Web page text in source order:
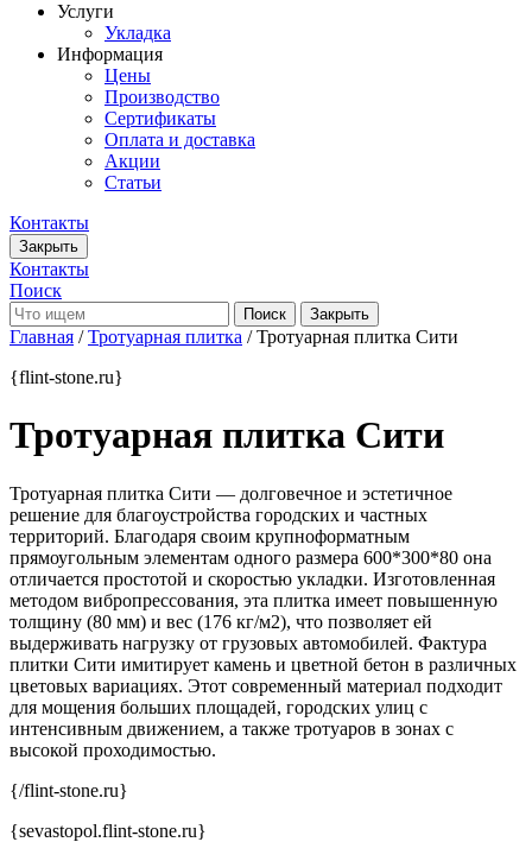
Услуги
Укладка
Информация
Цены
Производство
Сертификаты
Оплата и доставка
Акции
Статьи
Контакты
Закрыть
Контакты
Поиск
Закрыть
Главная /Тротуарная плитка / Тротуарная плитка Сити
{flint-stone.ru}
Тротуарная плитка Сити
Тротуарная плитка Сити — долговечное и эстетичное
решение для благоустройства городских и частных
территорий. Благодаря своим крупноформатным
прямоугольным элементам одного размера 600*300*80 она
отличается простотой и скоростью укладки. Изготовленная
методом вибропрессования, эта плитка имеет повышенную
толщину (80 мм) и вес (176 кг/м2), что позволяет ей
выдерживать нагрузку от грузовых автомобилей. Фактура
плитки Сити имитирует камень и цветной бетон в различных
цветовых вариациях. Этот современный материал подходит
для мощения больших площадей, городских улиц с
интенсивным движением, а также тротуаров в зонах с
высокой проходимостью.
{/flint-stone.ru}
{sevastopol.flint-stone.ru}